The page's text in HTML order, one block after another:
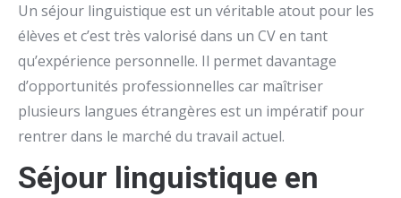
Un séjour linguistique est un véritable atout pour les
élèves et c’est très valorisé dans un CV en tant
qu’expérience personnelle. Il permet davantage
d’opportunités professionnelles car maîtriser
plusieurs langues étrangères est un impératif pour
rentrer dans le marché du travail actuel.
Séjour linguistique en